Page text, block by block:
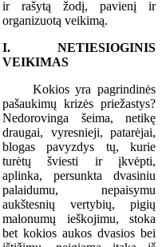
ir rašytą žodį, pavienį ir
organizuotą veikimą.
I. NETIESIOGINIS
VEIKIMAS
Kokios yra pagrindinės
pašaukimų krizės priežastys?
Nedorovinga šeima, netikę
draugai, vyresnieji, patarėjai,
blogas pavyzdys tų, kurie
turėtų šviesti ir įkvėpti,
aplinka, persunkta dvasiniu
palaidumu, nepaisymu
aukštesnių vertybių, pigių
malonumų ieškojimu, stoka
bet kokios aukos dvasios bei